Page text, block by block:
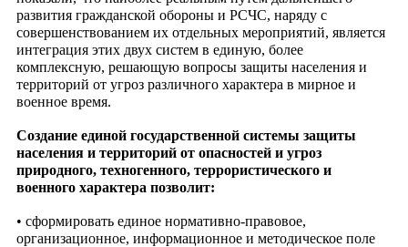
развития гражданской обороны и РСЧС, наряду с
совершенствованием их отдельных мероприятий, является
интеграция этих двух систем в единую, более
комплексную, решающую вопросы защиты населения и
территорий от угроз различного характера в мирное и
военное время.
Создание единой государственной системы защиты
населения и территорий от опасностей и угроз
природного, техногенного, террористического и
военного характера позволит:
• сформировать единое нормативно-правовое,
организационное, информационное и методическое поле